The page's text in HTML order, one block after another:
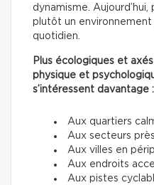
dynamisme.
plutôt un
quotidien.
Plus écologiques et
physique et
s’intéressent davantage :
Aux quartiers
Aux secteurs
Aux villes en
Aux endroits
Aux pistes